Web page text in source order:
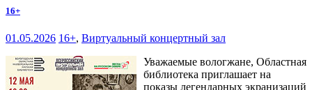
16+
01.05.2026 16+, Виртуальный концертный зал
Уважаемые вологжане, Областная
библиотека приглашает на
показы легендарных экранизаций